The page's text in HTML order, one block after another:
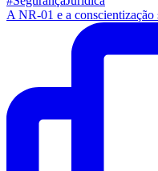
A NR-01 e a conscientização